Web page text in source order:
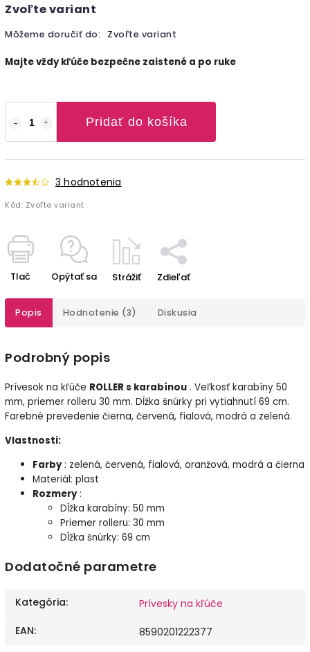
Zvoľte variant
Môžeme doručiť do: Zvoľte variant
Pridať do košíka
3 hodnotenia
Kód: Zvoľte variant
Majte vždy kľúče bezpečne zaistené a po ruke
Tlač Opýtať sa Strážiť Zdieľať
Popis Hodnotenie (3) Diskusia
Podrobný popis
Prívesok na kľúče ROLLER s karabínou . Veľkosť karabíny 50
mm, priemer rolleru 30 mm. Dĺžka šnúrky pri vytiahnutí 69 cm.
Farebné prevedenie čierna, červená, fialová, modrá a zelená.
Vlastnosti:
Farby: zelená, červená, fialová, oranžová, modrá a čierna
Materiál: plast
Rozmery:
Dĺžka karabíny: 50 mm
Priemer rolleru: 30 mm
Dĺžka šnúrky: 69 cm
Dodatočné parametre
Kategória:
Prívesky na kľúče
EAN: 8590201222377